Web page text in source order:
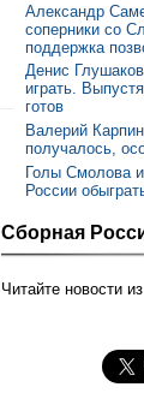
Александр
соперники со
поддержка
Денис
играть.
готов
Валерий
получалось,
Голы Смолова
России
Сборная
Читайте новости